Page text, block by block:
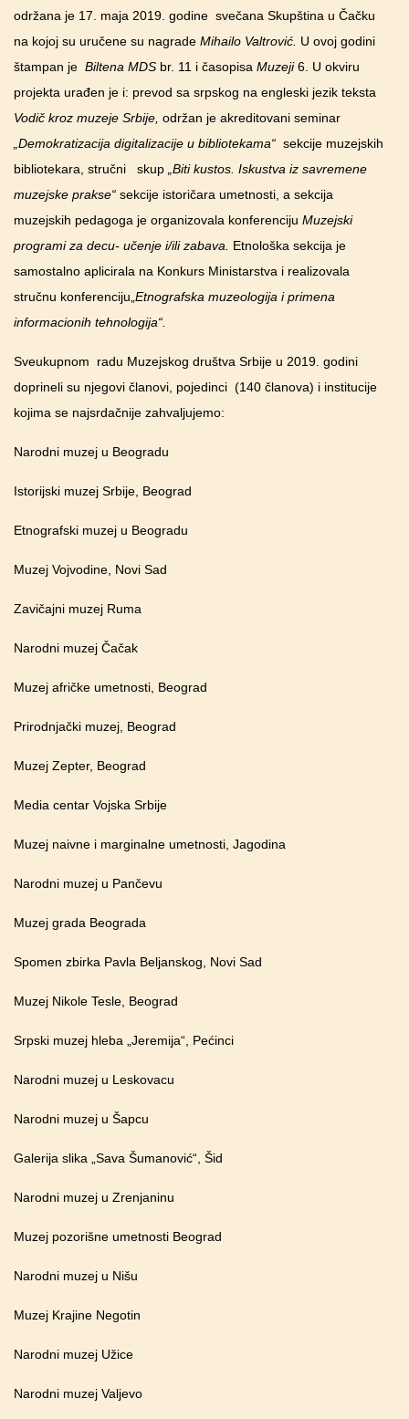
održana je 17. maja 2019. godine svečana Skupština u Čačku
na kojoj su uručene su nagrade Mihailo Valtrović. U ovoj godini
štampan je Biltena MDS br. 11 i časopisa Muzeji6. U okviru
projekta urađen je i: prevod sa srpskog na engleski jezik teksta
Vodič kroz muzeje Srbije, održan je akreditovani seminar
„Demokratizacija digitalizacije u bibliotekama“ sekcije muzejskih
bibliotekara, stručni
skup „Biti kustos. Iskustva iz savremene
muzejske prakse“ sekcije istoričara umetnosti, a sekcija
muzejskih pedagoga je organizovala konferenciju Muzejski
programi za decu- učenje i/ili zabava. Etnološka sekcija je
samostalno aplicirala na Konkurs Ministarstva i realizovala
stručnu konferenciju„ Etnografska muzeologija i primena
informacionih tehnologija“.
Sveukupnom radu Muzejskog društva Srbije u 2019. godini
doprineli su njegovi članovi, pojedinci (140 članova) i institucije
kojima se najsrdačnije zahvaljujemo:
Narodni muzej u Beogradu
Istorijski muzej Srbije, Beograd
Etnografski muzej u Beogradu
Muzej Vojvodine, Novi Sad
Zavičajni muzej Ruma
Narodni muzej Čačak
Muzej afričke umetnosti, Beograd
Prirodnjački muzej, Beograd
Muzej Zepter, Beograd
Media centar Vojska Srbije
Muzej naivne i marginalne umetnosti, Jagodina
Narodni muzej u Pančevu
Muzej grada Beograda
Spomen zbirka Pavla Beljanskog, Novi Sad
Muzej Nikole Tesle, Beograd
Srpski muzej hleba „Jeremija“, Pećinci
Narodni muzej u Leskovacu
Narodni muzej u Šapcu
Galerija slika „Sava Šumanović“, Šid
Narodni muzej u Zrenjaninu
Muzej pozorišne umetnosti Beograd
Narodni muzej u Nišu
Muzej Krajine Negotin
Narodni muzej Užice
Narodni muzej Valjevo